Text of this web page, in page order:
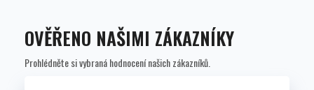
OVĚŘENO NAŠIMI ZÁKAZNÍKY
Prohlédněte si vybraná hodnocení našich zákazníků.